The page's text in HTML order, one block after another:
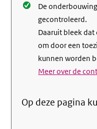
De
gecontroleerd.
Daaruit bleek
om door een
kunnen worden
Meer over de
Op deze pagina